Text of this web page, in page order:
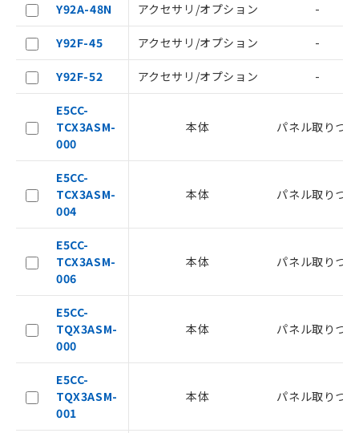
Y92A-48N アクセサリ/オプション -
Y92F-45 アクセサリ/オプション -
Y92F-52 アクセサリ/オプション -
E5CC-
TCX3ASM-
000
本体 パネル取りつけ
E5CC-
TCX3ASM-
004
本体 パネル取りつけ
E5CC-
TCX3ASM-
006
本体 パネル取りつけ
E5CC-
TQX3ASM-
000
本体 パネル取りつけ
E5CC-
TQX3ASM-
001
本体 パネル取りつけ
△
いては、お客様のお取引先、ま
機器販売店・当社販売員にご確
空
白
受注生産機種、また在庫状況の
情報を公開していない機種
商品の当社在庫状況および標準価格
す。
本サービスの対象外となる商品もある
記載している更新日時点での社内デー
了承ください。
ご相談ください。
在庫状況および標準価格結果を当社の
ビス）をご利用いただくには、I-Web